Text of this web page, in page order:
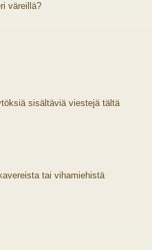
väreillä?
sisältäviä viestejä tältä
tai vihamiehistä